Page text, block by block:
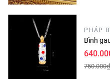
PHÁP
Bình